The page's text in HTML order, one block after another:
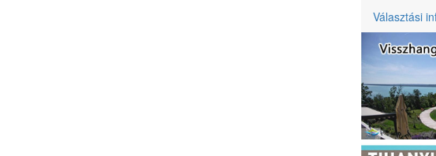
Választási